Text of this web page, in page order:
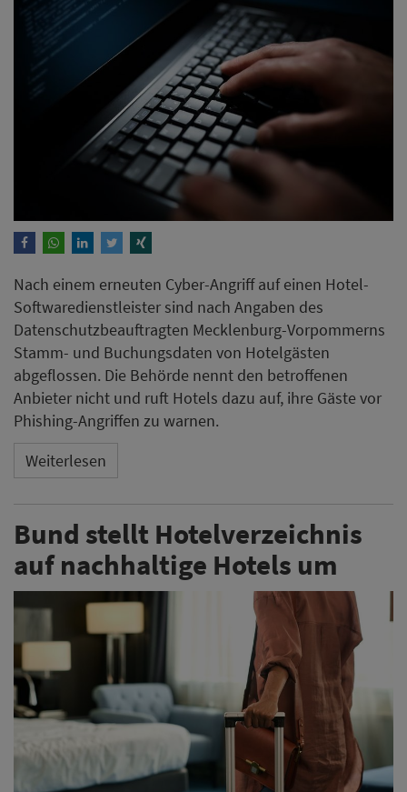
Nach einem erneuten Cyber-Angriff auf einen Hotel-
Softwaredienstleister sind nach Angaben des
Datenschutzbeauftragten Mecklenburg-Vorpommerns
Stamm- und Buchungsdaten von Hotelgästen
abgeflossen. Die Behörde nennt den betroffenen
Anbieter nicht und ruft Hotels dazu auf, ihre Gäste vor
Phishing-Angriffen zu warnen.
Weiterlesen
Bund stellt Hotelverzeichnis
auf nachhaltige Hotels um